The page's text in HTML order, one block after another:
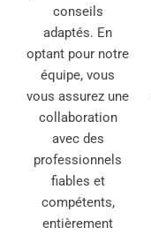
conseils
adaptés. En
optant pour notre
équipe, vous
vous assurez une
collaboration
avec des
professionnels
fiables et
compétents,
entièrement